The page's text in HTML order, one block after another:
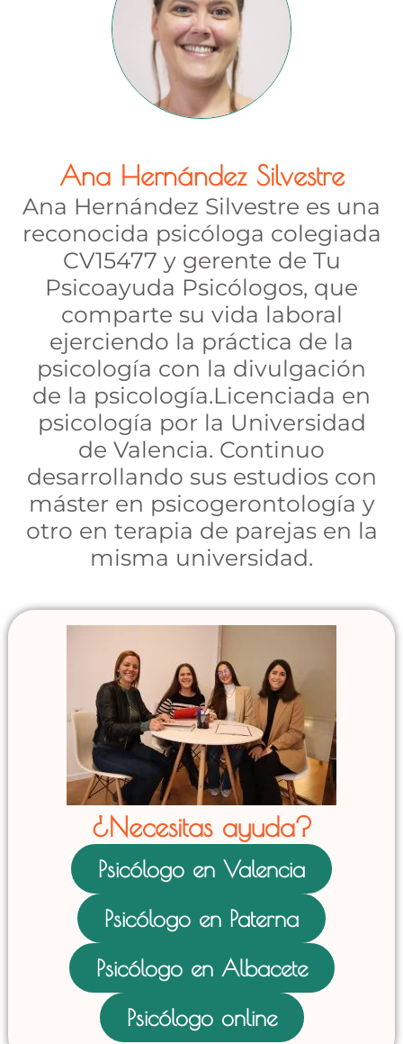
Ana Hernández Silvestre
Ana Hernández Silvestre es una
reconocida psicóloga colegiada
CV15477 y gerente de Tu
Psicoayuda Psicólogos, que
comparte su vida laboral
ejerciendo la práctica de la
psicología con la divulgación
de la psicología.Licenciada en
psicología por la Universidad
de Valencia. Continuo
desarrollando sus estudios con
máster en psicogerontología y
otro en terapia de parejas en la
misma universidad.
¿Necesitas ayuda?
Psicólogo en Valencia
Psicólogo en Paterna
Psicólogo en Albacete
Psicólogo online